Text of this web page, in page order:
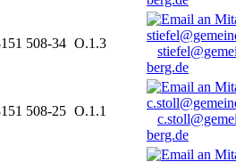
508-34 O.1.3
berg.de
508-25 O.1.1
berg.de